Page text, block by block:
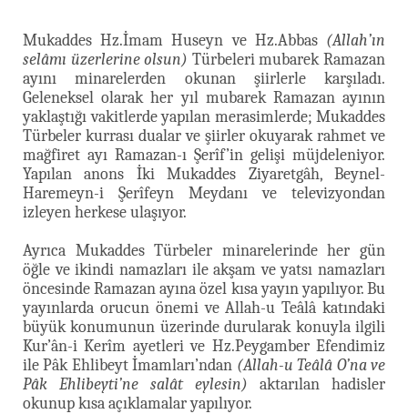
Mukaddes Hz.İmam Huseyn ve Hz.Abbas (Allah’ın
selâmı üzerlerine olsun) Türbeleri mubarek Ramazan
ayını minarelerden okunan şiirlerle karşıladı.
Geleneksel olarak her yıl mubarek Ramazan ayının
yaklaştığı vakitlerde yapılan merasimlerde; Mukaddes
Türbeler kurrası dualar ve şiirler okuyarak rahmet ve
mağfiret ayı Ramazan-ı Şerîf’in gelişi müjdeleniyor.
Yapılan anons İki Mukaddes Ziyaretgâh, Beynel-
Haremeyn-i Şerîfeyn Meydanı ve televizyondan
izleyen herkese ulaşıyor.
Ayrıca Mukaddes Türbeler minarelerinde her gün
öğle ve ikindi namazları ile akşam ve yatsı namazları
öncesinde Ramazan ayına özel kısa yayın yapılıyor. Bu
yayınlarda orucun önemi ve Allah-u Teâlâ katındaki
büyük konumunun üzerinde durularak konuyla ilgili
Kur’ân-i Kerîm ayetleri ve Hz.Peygamber Efendimiz
ile Pâk Ehlibeyt İmamları’ndan (Allah-u Teâlâ O’na ve
Pâk Ehlibeyti’ne salât eylesin) aktarılan hadisler
okunup kısa açıklamalar yapılıyor.